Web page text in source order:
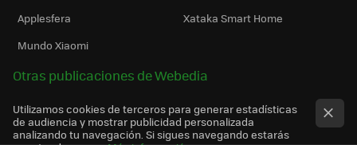
Applesfera
Xataka Smart Home
Mundo Xiaomi
Otras publicaciones de Webedia
Utilizamos cookies de terceros para generar estadísticas
de audiencia y mostrar publicidad personalizada
analizando tu navegación. Si sigues navegando estarás